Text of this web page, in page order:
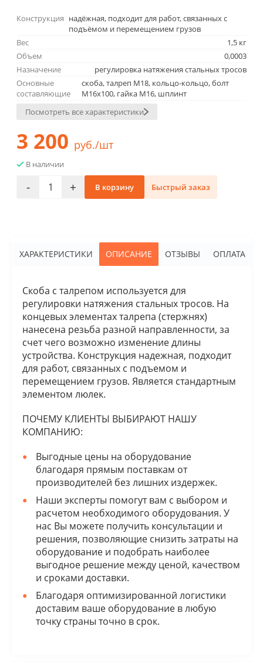
Конструкция надёжная, подходит для работ, связанных с
подъёмом и перемещением грузов
Вес
1,5 кг
Объем
0,0003
Назначение
регулировка натяжения стальных тросов
Основные
составляющие
скоба, талреп М18, кольцо-кольцо, болт
М16х100, гайка М16, шплинт
Посмотреть все характеристики
3 200 руб./шт
В наличии
- + В корзину Быстрый заказ
ХАРАКТЕРИСТИКИ ОПИСАНИЕ ОТЗЫВЫ ОПЛАТА
Скоба с талрепом используется для
регулировки натяжения стальных тросов. На
концевых элементах талрепа (стержнях)
нанесена резьба разной направленности, за
счет чего возможно изменение длины
устройства. Конструкция надежная, подходит
для работ, связанных с подъемом и
перемещением грузов. Является стандартным
элементом люлек.
ПОЧЕМУ КЛИЕНТЫ ВЫБИРАЮТ НАШУ
КОМПАНИЮ:
Выгодные цены на оборудование
благодаря прямым поставкам от
производителей без лишних издержек.
Наши эксперты помогут вам с выбором и
расчетом необходимого оборудования. У
нас Вы можете получить консультации и
решения, позволяющие снизить затраты на
оборудование и подобрать наиболее
выгодное решение между ценой, качеством
и сроками доставки.
Благодаря оптимизированной логистики
доставим ваше оборудование в любую
точку страны точно в срок.